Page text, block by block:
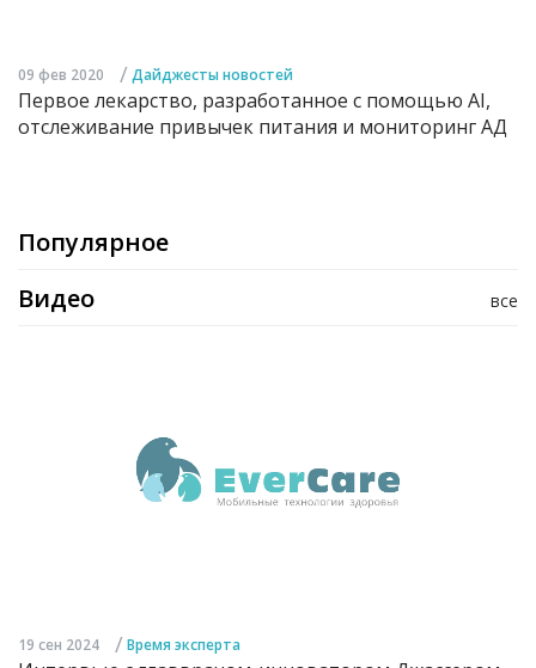
09 фев 2020 / Дайджесты новостей
Первое лекарство, разработанное с помощью AI,
отслеживание привычек питания и мониторинг АД
Популярное
все
Видео
19 сен 2024 / Время эксперта